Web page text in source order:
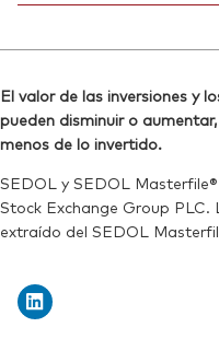
Reuters:VHYA.L
SEDOL:
Ticker de
ISIN:
Reuters:VHYG.L
SEDOL: BJGTNN7
Ticker de
El valor de las inversiones y
pueden disminuir o
menos de lo invertido.
SEDOL y SEDOL
Stock Exchange Group
extraído del SEDOL